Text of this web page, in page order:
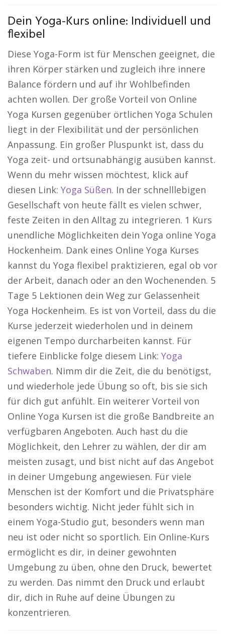
Dein Yoga-Kurs online: Individuell und
flexibel
Diese Yoga-Form ist für Menschen geeignet, die
ihren Körper stärken und zugleich ihre innere
Balance fördern und auf ihr Wohlbefinden
achten wollen. Der große Vorteil von Online
Yoga Kursen gegenüber örtlichen Yoga Schulen
liegt in der Flexibilität und der persönlichen
Anpassung. Ein großer Pluspunkt ist, dass du
Yoga zeit- und ortsunabhängig ausüben kannst.
Wenn du mehr wissen möchtest, klick auf
diesen Link: Yoga Süßen. In der schnelllebigen
Gesellschaft von heute fällt es vielen schwer,
feste Zeiten in den Alltag zu integrieren. 1 Kurs
unendliche Möglichkeiten dein Yoga online Yoga
Hockenheim. Dank eines Online Yoga Kurses
kannst du Yoga flexibel praktizieren, egal ob vor
der Arbeit, danach oder an den Wochenenden. 5
Tage 5 Lektionen dein Weg zur Gelassenheit
Yoga Hockenheim. Es ist von Vorteil, dass du die
Kurse jederzeit wiederholen und in deinem
eigenen Tempo durcharbeiten kannst. Für
tiefere Einblicke folge diesem Link: Yoga
Schwaben. Nimm dir die Zeit, die du benötigst,
und wiederhole jede Übung so oft, bis sie sich
für dich gut anfühlt. Ein weiterer Vorteil von
Online Yoga Kursen ist die große Bandbreite an
verfügbaren Angeboten. Auch hast du die
Möglichkeit, den Lehrer zu wählen, der dir am
meisten zusagt, und bist nicht auf das Angebot
in deiner Umgebung angewiesen. Für viele
Menschen ist der Komfort und die Privatsphäre
besonders wichtig. Nicht jeder fühlt sich in
einem Yoga-Studio gut, besonders wenn man
neu ist oder nicht so sportlich. Ein Online-Kurs
ermöglicht es dir, in deiner gewohnten
Umgebung zu üben, ohne den Druck, bewertet
zu werden. Das nimmt den Druck und erlaubt
dir, dich in Ruhe auf deine Übungen zu
konzentrieren.